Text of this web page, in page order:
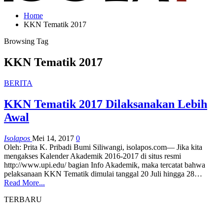
Home
KKN Tematik 2017
Browsing Tag
KKN Tematik 2017
BERITA
KKN Tematik 2017 Dilaksanakan Lebih
Awal
Isolapos Mei 14, 2017 0
Oleh: Prita K. Pribadi Bumi Siliwangi, isolapos.com— Jika kita
mengakses Kalender Akademik 2016-2017 di situs resmi
http://www.upi.edu/ bagian Info Akademik, maka tercatat bahwa
pelaksanaan KKN Tematik dimulai tanggal 20 Juli hingga 28…
Read More...
TERBARU